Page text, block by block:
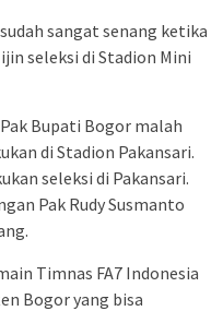
sangat senang ketika
seleksi di Stadion Mini
Bupati Bogor malah
di Stadion Pakansari.
seleksi di Pakansari.
Pak Rudy Susmanto
Timnas FA7 Indonesia
Bogor yang bisa